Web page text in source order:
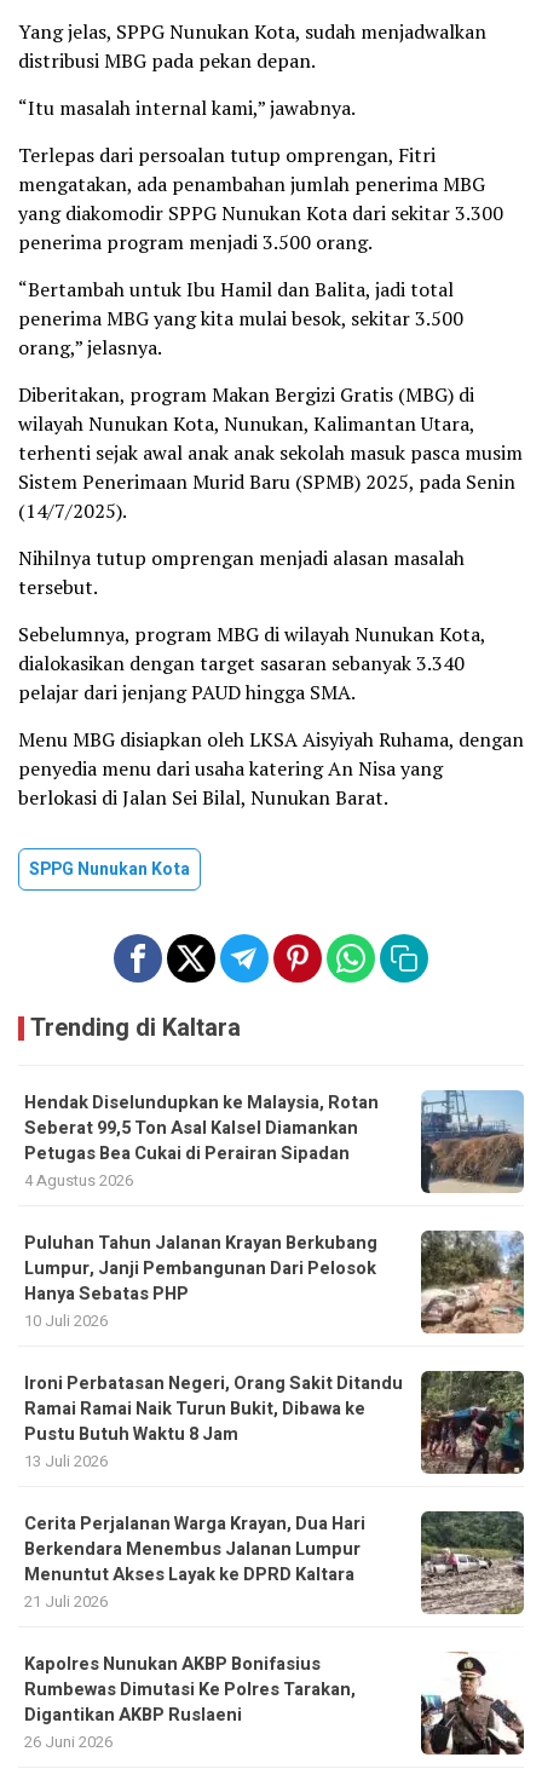
Yang jelas, SPPG Nunukan Kota, sudah menjadwalkan
distribusi MBG pada pekan depan.
“Itu masalah internal kami,” jawabnya.
Terlepas dari persoalan tutup omprengan, Fitri
mengatakan, ada penambahan jumlah penerima MBG
yang diakomodir SPPG Nunukan Kota dari sekitar 3.300
penerima program menjadi 3.500 orang.
“Bertambah untuk Ibu Hamil dan Balita, jadi total
penerima MBG yang kita mulai besok, sekitar 3.500
orang,” jelasnya.
Diberitakan, program Makan Bergizi Gratis (MBG) di
wilayah Nunukan Kota, Nunukan, Kalimantan Utara,
terhenti sejak awal anak anak sekolah masuk pasca musim
Sistem Penerimaan Murid Baru (SPMB) 2025, pada Senin
(14/7/2025).
Nihilnya tutup omprengan menjadi alasan masalah
tersebut.
Sebelumnya, program MBG di wilayah Nunukan Kota,
dialokasikan dengan target sasaran sebanyak 3.340
pelajar dari jenjang PAUD hingga SMA.
Menu MBG disiapkan oleh LKSA Aisyiyah Ruhama, dengan
penyedia menu dari usaha katering An Nisa yang
berlokasi di Jalan Sei Bilal, Nunukan Barat.
SPPG Nunukan Kota
Trending di Kaltara
Hendak Diselundupkan ke Malaysia, Rotan
Seberat 99,5 Ton Asal Kalsel Diamankan
Petugas Bea Cukai di Perairan Sipadan
4 Agustus 2026
Puluhan Tahun Jalanan Krayan Berkubang
Lumpur, Janji Pembangunan Dari Pelosok
Hanya Sebatas PHP
10 Juli 2026
Ironi Perbatasan Negeri, Orang Sakit Ditandu
Ramai Ramai Naik Turun Bukit, Dibawa ke
Pustu Butuh Waktu 8 Jam
13 Juli 2026
Cerita Perjalanan Warga Krayan, Dua Hari
Berkendara Menembus Jalanan Lumpur
Menuntut Akses Layak ke DPRD Kaltara
21 Juli 2026
Kapolres Nunukan AKBP Bonifasius
Rumbewas Dimutasi Ke Polres Tarakan,
Digantikan AKBP Ruslaeni
26 Juni 2026